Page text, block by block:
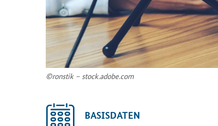
©ronstik – stock.adobe.com
BASISDATEN